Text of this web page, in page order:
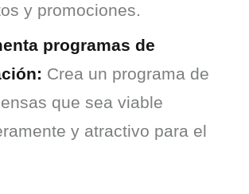
y promociones.
programas de
Crea un programa de
que sea viable
y atractivo para el